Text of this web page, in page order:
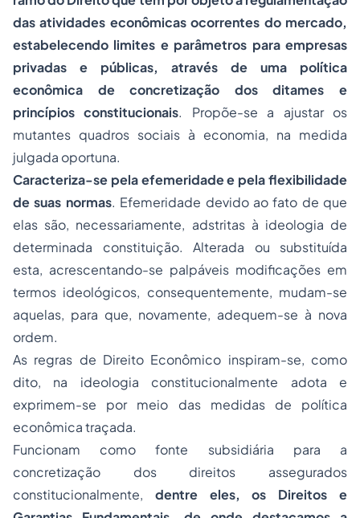
das atividades econômicas ocorrentes do mercado,
estabelecendo limites e parâmetros para empresas
privadas e públicas, através de uma política
econômica de concretização dos ditames e
princípios constitucionais. Propõe-se a ajustar os
mutantes quadros sociais à economia, na medida
julgada oportuna.
Caracteriza-se pela efemeridade e pela flexibilidade
de suas normas. Efemeridade devido ao fato de que
elas são, necessariamente, adstritas à ideologia de
determinada constituição. Alterada ou substituída
esta, acrescentando-se palpáveis modificações em
termos ideológicos, consequentemente, mudam-se
aquelas, para que, novamente, adequem-se à nova
ordem.
As regras de Direito Econômico inspiram-se, como
dito, na ideologia constitucionalmente adota e
exprimem-se por meio das medidas de política
econômica traçada.
Funcionam como fonte subsidiária para a
concretização dos direitos assegurados
constitucionalmente, dentre eles, os Direitos e